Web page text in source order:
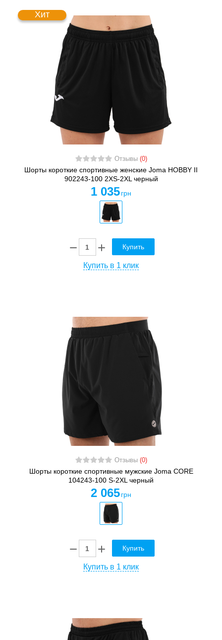
Хит
Отзывы (0)
Шорты короткие спортивные женские Joma HOBBY II
902243-100 2XS-2XL черный
1 035 грн
Купить
Купить в 1 клик
Отзывы (0)
Шорты короткие спортивные мужские Joma CORE
104243-100 S-2XL черный
2 065 грн
Купить
Купить в 1 клик